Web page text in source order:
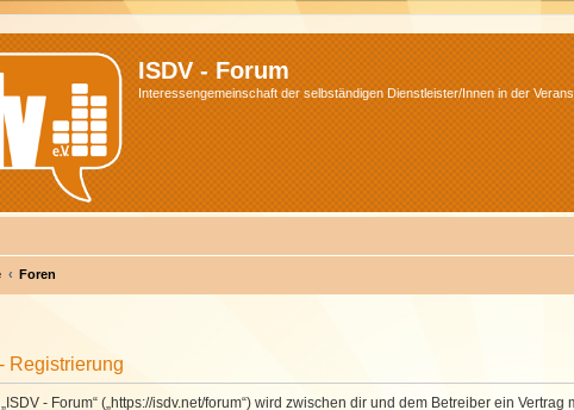
ISDV - Forum
Interessengemeinschaft der selbständigen Dienstleister/Innen in der
Foren
Registrierung
- Forum“ („https://isdv.net/forum“) wird zwischen dir und dem Betreiber ein